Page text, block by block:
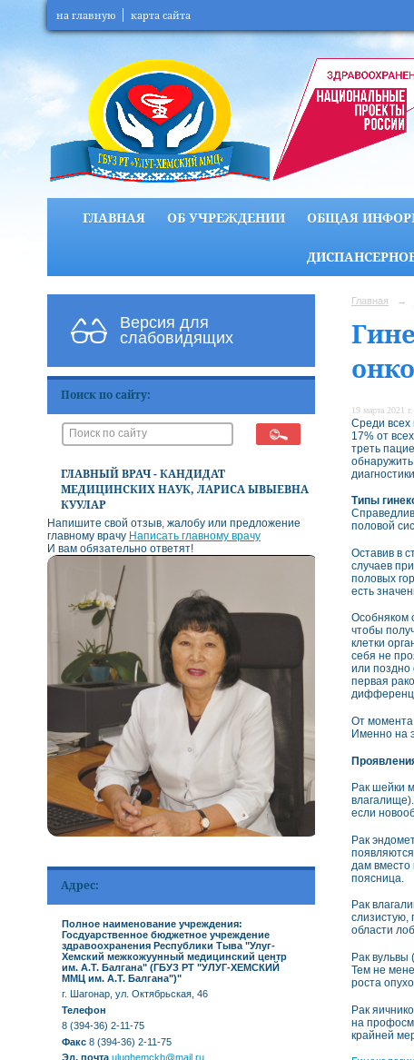
на главную карта сайта
ГЛАВНАЯ ОБ УЧРЕЖДЕНИИ ОБЩАЯ
Версия для
слабовидящих
Поиск по сайту:
ГЛАВНЫЙ ВРАЧ - КАНДИДАТ
МЕДИЦИНСКИХ НАУК, ЛАРИСА ЫВЫЕВНА
КУУЛАР
Напишите свой отзыв, жалобу или предложение
главному врачу Написать главному врачу
И вам обязательно ответят!
Адрес:
Полное наименование учреждения:
Госдуарственное бюджетное учреждение
здравоохранения Республики Тыва "Улуг-
Хемский межкожуунный медицинский центр
им. А.Т. Балгана" (ГБУЗ РТ "УЛУГ-ХЕМСКИЙ
ММЦ им. А.Т. Балгана")"
г. Шагонар, ул. Октябрьская, 46
Телефон
8 (394-36) 2-11-75
Факс 8 (394-36) 2-11-75
Эл. почта ulughemckb@mail.ru
Главная →
19 марта 2021 г.
Среди всех
17% от
треть
Типы
половой
Оставив в
случаев
половых
есть
Особняком
чтобы
клетки
себя не
или поздно
первая
От момента
Именно на
Рак шейки
если
Рак
дам вместо
поясница.
Рак
слизистую,
области
Рак
Тем не
роста
Рак
на
крайней